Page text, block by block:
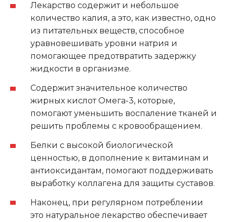
Лекарство содержит и небольшое
количество калия, а это, как известно, одно
из питательных веществ, способное
уравновешивать уровни натрия и
помогающее предотвратить задержку
жидкости в организме.
Содержит значительное количество
жирных кислот Омега-3, которые,
помогают уменьшить воспаление тканей и
решить проблемы с кровообращением.
Белки с высокой биологической
ценностью, в дополнение к витаминам и
антиоксидантам, помогают поддерживать
выработку коллагена для защиты суставов.
Наконец, при регулярном потреблении
это натуральное лекарство обеспечивает